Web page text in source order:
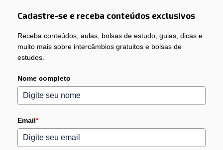
Cadastre-se e receba conteúdos exclusivos
Receba conteúdos, aulas, bolsas de estudo, guias, dicas e
muito mais sobre intercâmbios gratuitos e bolsas de
estudos.
Nome completo
Email*